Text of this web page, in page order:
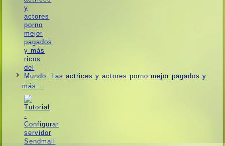
Las actrices y actores porno mejor pagados y
más…